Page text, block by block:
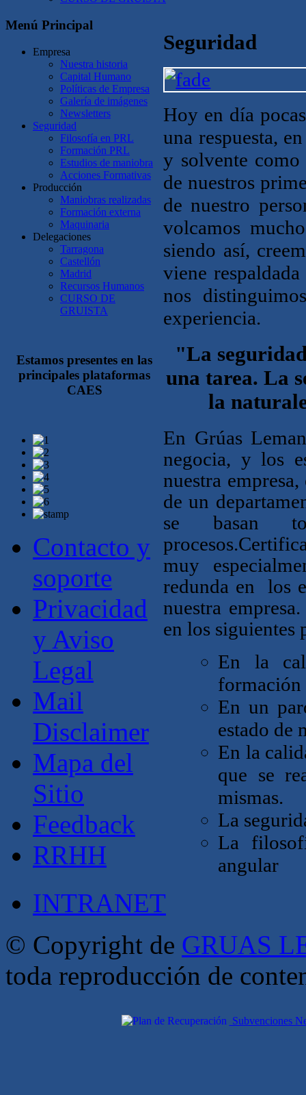
Seguridad
Hoy en día
una respuesta,
y solvente
de nuestros
de nuestro
volcamos
siendo así,
viene
nos
experiencia.
"La
una tarea. La
la
En Grúas
negocia, y los
nuestra
de un
se basan
procesos.
muy
redunda en
los
nuestra
en los siguientes
En la
formación
En un
estado de
En la
que se
mismas.
La
La
angular
Menú Principal
Empresa
Nuestra historia
Capital Humano
Políticas de Empresa
Galería de imágenes
Newsletters
Seguridad
Filosofía en PRL
Formación PRL
Estudios de maniobra
Acciones Formativas
Producción
Maniobras realizadas
Formación externa
Maquinaria
Delegaciones
Tarragona
Castellón
Madrid
Recursos Humanos
CURSO DE
GRUISTA
Estamos presentes en las
principales plataformas
CAES
Contacto y
soporte
Privacidad
y Aviso
Legal
Mail
Disclaimer
Mapa del
Sitio
Feedback
RRHH
INTRANET
© Copyright de GRUAS
toda reproducción de
Subvenciones